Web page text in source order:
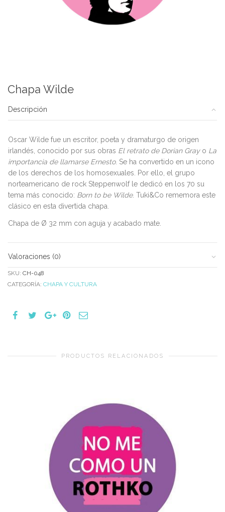
Chapa Wilde
Descripción
Oscar Wilde fue un escritor, poeta y dramaturgo de origen
irlandés, conocido por sus obras El retrato de Dorian Grayo La
importancia de llamarse Ernesto. Se ha convertido en un icono
de los derechos de los homosexuales. Por ello, el grupo
norteamericano de rock Steppenwolf le dedicó en los 70 su
tema más conocido: Born to be Wilde. Tuki&Co rememora este
clásico en esta divertida chapa.
Chapa de Ø 32 mm con aguja y acabado mate.
Valoraciones (0)
SKU: CH-048
CATEGORÍA: CHAPA Y CULTURA
PRODUCTOS RELACIONADOS